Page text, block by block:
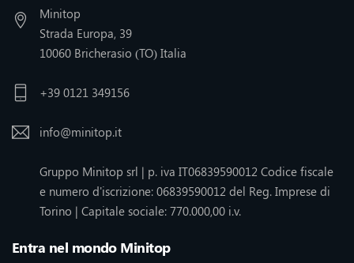
Minitop
Strada Europa, 39
10060 Bricherasio (TO) Italia
+39 0121 349156
info@minitop.it
Gruppo Minitop srl | p. iva IT06839590012 Codice fiscale
e numero d'iscrizione: 06839590012 del Reg. Imprese di
Torino | Capitale sociale: 770.000,00 i.v.
Entra nel mondo Minitop